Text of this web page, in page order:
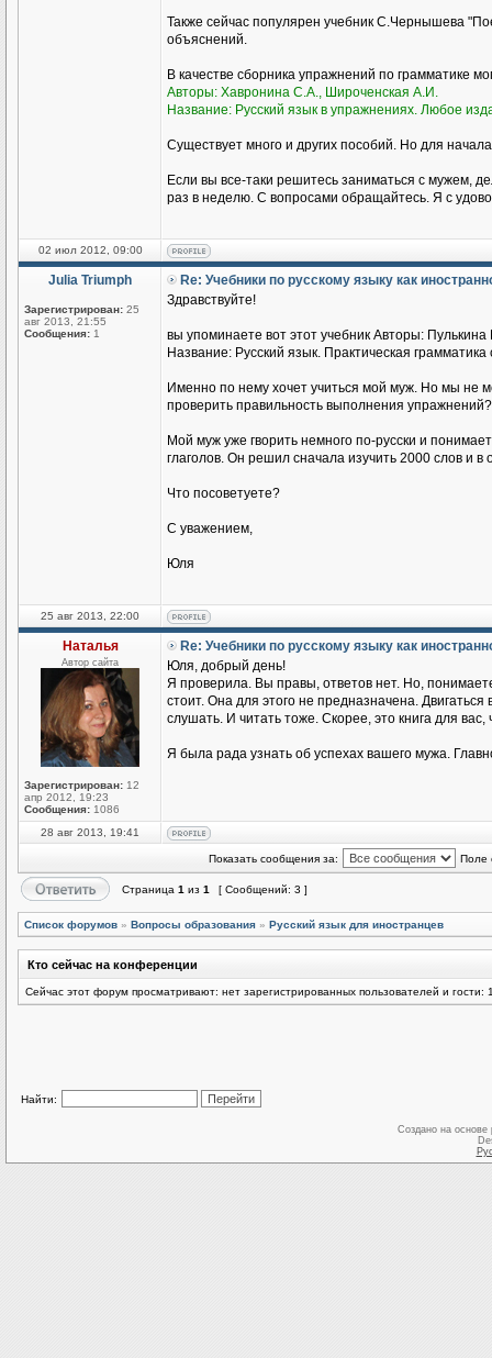
Также сейчас популярен учебник С.Чернышева
объяснений.
В качестве сборника упражнений по грамматике
Авторы: Хавронина С.А., Широченская А.И.
Название: Русский язык в упражнениях. Любое
Существует много и других пособий. Но для
Если вы все-таки решитесь заниматься с мужем,
раз в неделю. С вопросами обращайтесь. Я с
02 июл 2012, 09:00
Julia Triumph
Зарегистрирован: 25
авг 2013, 21:55
Сообщения: 1
Re: Учебники по русскому языку как
Здравствуйте!
вы упоминаете вот этот учебник Авторы:
Название: Русский язык. Практическая
Именно по нему хочет учиться мой муж. Но мы не
проверить правильность выполнения упражнений?
Мой муж уже гворить немного по-русски и
глаголов. Он решил сначала изучить 2000 слов и
Что посоветуете?
С уважением,
Юля
25 авг 2013, 22:00
Наталья
Автор сайта
Зарегистрирован: 12
апр 2012, 19:23
Сообщения: 1086
Re: Учебники по русскому языку как
Юля, добрый день!
Я проверила. Вы правы, ответов нет. Но,
стоит. Она для этого не предназначена.
слушать. И читать тоже. Скорее, это книга для
Я была рада узнать об успехах вашего мужа.
28 авг 2013, 19:41
Показать сообщения за: Поле
Страница 1 из 1 [ Сообщений: 3 ]
Список форумов » Вопросы образования » Русский язык для иностранцев
Кто сейчас на конференции
Сейчас этот форум просматривают: нет зарегистрированных пользователей и гости:
Найти:
Создано на основе